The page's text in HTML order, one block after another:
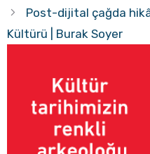
Post-dijital çağda
Kültürü | Burak Soyer